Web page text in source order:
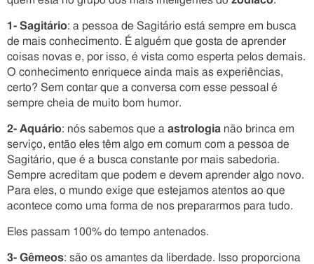
1- Sagitário: a pessoa de Sagitário está sempre em busca
de mais conhecimento. É alguém que gosta de aprender
coisas novas e, por isso, é vista como esperta pelos demais.
O conhecimento enriquece ainda mais as experiências,
certo? Sem contar que a conversa com esse pessoal é
sempre cheia de muito bom humor.
2- Aquário: nós sabemos que a astrologia não brinca em
serviço, então eles têm algo em comum com a pessoa de
Sagitário, que é a busca constante por mais sabedoria.
Sempre acreditam que podem e devem aprender algo novo.
Para eles, o mundo exige que estejamos atentos ao que
acontece como uma forma de nos prepararmos para tudo.
Eles passam 100% do tempo antenados.
3- Gêmeos: são os amantes da liberdade. Isso proporciona